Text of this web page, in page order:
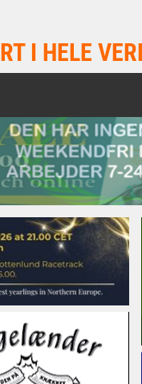
I HELE